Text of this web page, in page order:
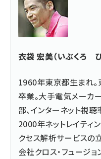
衣袋 宏美（いぶくろ ひ
1960年東京都生まれ
卒業。大手電気メーカ
部、インターネット視
2000年ネットレイティ
クセス解析サービスの
会社クロス・フュージ